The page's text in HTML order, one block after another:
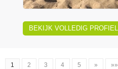
BEKIJK VOLLEDIG PROFIEL
1 2 3 4 5 » »»